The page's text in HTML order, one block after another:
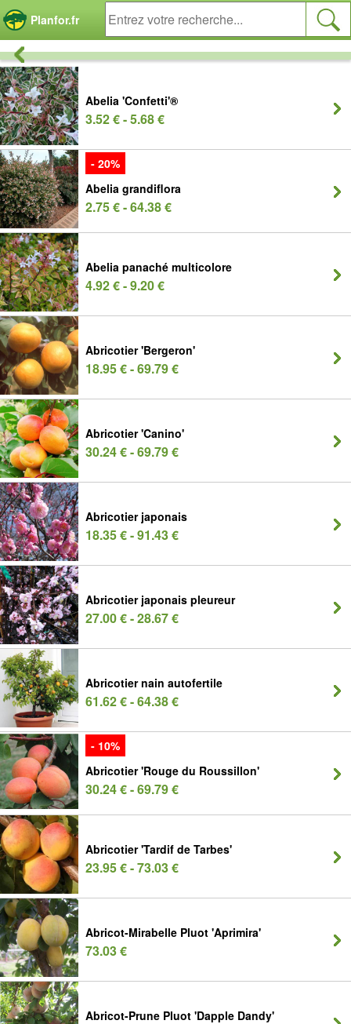
Planfor.fr
Abelia 'Confetti'®
3.52 € - 5.68 €
- 20%
Abelia grandiflora
2.75 € - 64.38 €
Abelia panaché multicolore
4.92 € - 9.20 €
Abricotier 'Bergeron'
18.95 € - 69.79 €
Abricotier 'Canino'
30.24 € - 69.79 €
Abricotier japonais
18.35 € - 91.43 €
Abricotier japonais pleureur
27.00 € - 28.67 €
Abricotier nain autofertile
61.62 € - 64.38 €
- 10%
Abricotier 'Rouge du Roussillon'
30.24 € - 69.79 €
Abricotier 'Tardif de Tarbes'
23.95 € - 73.03 €
Abricot-Mirabelle Pluot 'Aprimira'
73.03 €
Abricot-Prune Pluot 'Dapple Dandy'
Panneau de gestion des cookies